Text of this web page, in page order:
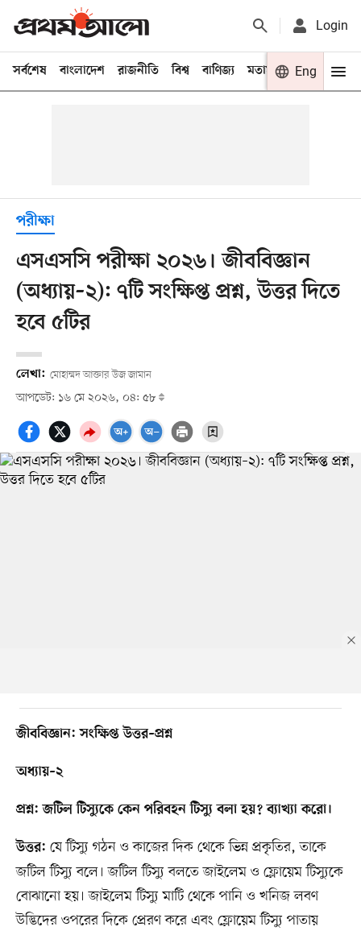
Login
সর্বশেষ বাংলাদেশ রাজনীতি বিশ্ব বাণিজ্য মতামত খেলা
Eng
পরীক্ষা
এসএসসি পরীক্ষা ২০২৬। জীববিজ্ঞান
(অধ্যায়–২): ৭টি সংক্ষিপ্ত প্রশ্ন, উত্তর দিতে
হবে ৫টির
লেখা: মোহাম্মদ আক্তার উজ জামান
আপডেট: ১৬ মে ২০২৬, ০৪: ৫৮
জীববিজ্ঞান: সংক্ষিপ্ত উত্তর–প্রশ্ন
অধ্যায়–২
প্রশ্ন: জটিল টিস্যুকে কেন পরিবহন টিস্যু বলা হয়? ব্যাখ্যা করো।
উত্তর: যে টিস্যু গঠন ও কাজের দিক থেকে ভিন্ন প্রকৃতির, তাকে
জটিল টিস্যু বলে। জটিল টিস্যু বলতে জাইলেম ও ফ্লোয়েম টিস্যুকে
বোঝানো হয়। জাইলেম টিস্যু মাটি থেকে পানি ও খনিজ লবণ
উদ্ভিদের ওপরের দিকে প্রেরণ করে এবং ফ্লোয়েম টিস্যু পাতায়